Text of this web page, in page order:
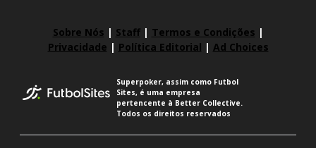
Sobre Nós | Staff| Termos e Condições |
Privacidade | Política Editorial | Ad Choices
Superpoker, assim como Futbol
Sites, é uma empresa
pertencente à Better Collective.
Todos os direitos reservados